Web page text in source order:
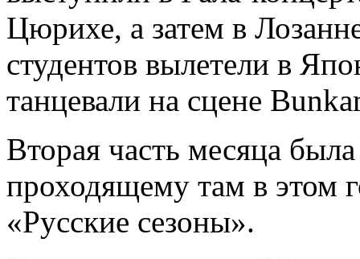
Цюрихе, а затем в
студентов вылетели в
танцевали на сцене
Вторая часть месяца
проходящему там в этом
«Русские сезоны».